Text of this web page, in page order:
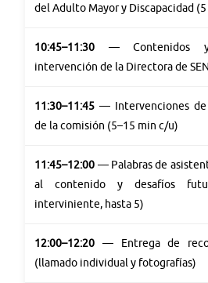
del Adulto Mayor y Discapacidad
10:45–11:30 — Contenidos y
intervención de la Directora de
11:30–11:45 — Intervenciones de
de la comisión (5–15 min c/u)
11:45–12:00 — Palabras de
al contenido y desafíos
interviniente, hasta 5)
12:00–12:20 — Entrega de
(llamado individual y fotografías)